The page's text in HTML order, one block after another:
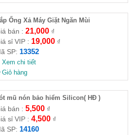
Ống Xả Máy Giặt Ngăn Mùi
bán : 21,000₫
sỉ VIP : 19,000₫
SP: 13352
Xem chi tiết
Giỏ hàng
mũ nón bảo hiểm Silicon( HĐ )
bán : 5,500₫
sỉ VIP : 4,500₫
SP: 14160